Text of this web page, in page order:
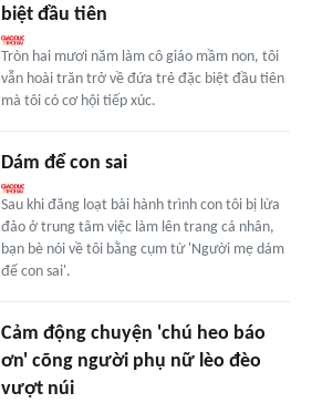
biệt đầu tiên
Tròn hai mươi năm làm cô giáo mầm non, tôi
vẫn hoài trăn trở về đứa trẻ đặc biệt đầu tiên
mà tôi có cơ hội tiếp xúc.
Dám để con sai
Sau khi đăng loạt bài hành trình con tôi bị lừa
đảo ở trung tâm việc làm lên trang cá nhân,
bạn bè nói về tôi bằng cụm từ 'Người mẹ dám
để con sai'.
Cảm động chuyện 'chú heo báo
ơn' cõng người phụ nữ lèo đèo
vượt núi